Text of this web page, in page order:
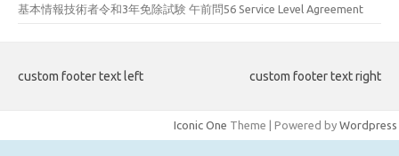
基本情報技術者令和3年免除試験 午前問56 Service Level Agreement
custom footer text left custom footer text right
Iconic One Theme | Powered by Wordpress